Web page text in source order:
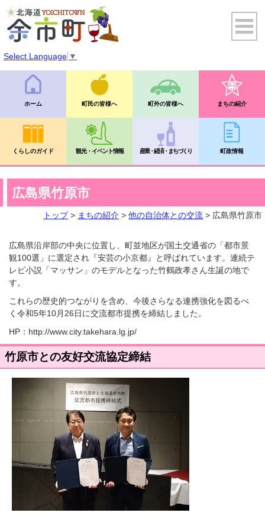
Select Language ▼
ホーム 町民の皆様へ 町外の皆様へ まちの紹介
くらしのガイド 観光・イベント情報 産業・経済・まちづくり 町政情報
広島県竹原市
トップ> まちの紹介 > 他の自治体との交流 > 広島県竹原市
広島県沿岸部の中央に位置し、町並地区が国土交通省の「都市景
観100選」に選定され『安芸の小京都』と呼ばれています。連続テ
レビ小説「マッサン」のモデルとなった竹鶴政孝さん生誕の地で
す。
これらの歴史的つながりを含め、今後さらなる連携強化を図るべ
く令和5年10月26日に交流都市提携を締結しました。
HP：http://www.city.takehara.lg.jp/
竹原市との友好交流協定締結